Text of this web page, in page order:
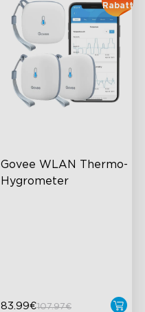
Govee WLAN Thermo-
Hygrometer
Rabatt
83.99€107.97€